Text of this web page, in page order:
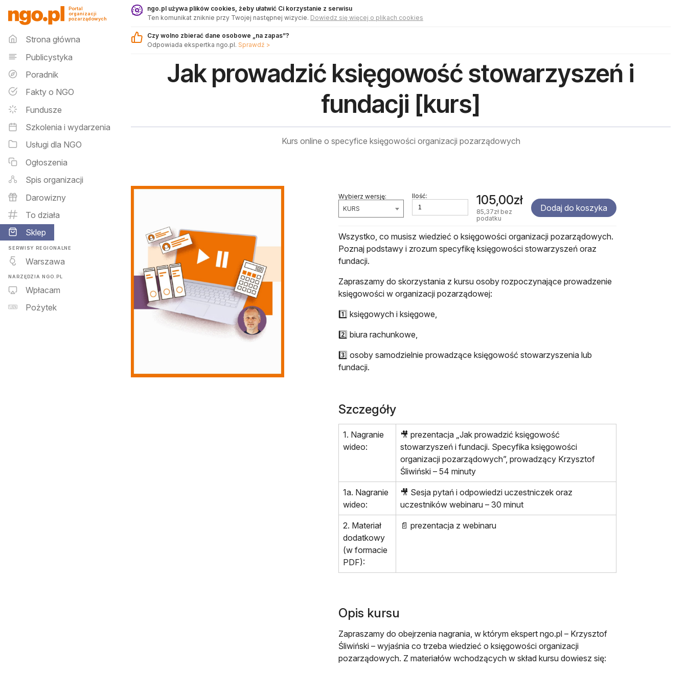
Sklep - ngo.pl
Portal
organizacji
pozarządowych
Menu główne
Strona główna
Publicystyka
Poradnik
Fakty o NGO
Fundusze
Szkolenia i wydarzenia
Usługi dla NGO
Ogłoszenia
Spis organizacji
Darowizny
To działa
Sklep
SERWISY REGIONALNE
Warszawa
NARZĘDZIA NGO.PL
Wpłacam
Pożytek
ngo.pl używa plików cookies, żeby ułatwić Ci korzystanie z serwisu
Ten komunikat zniknie przy Twojej następnej wizycie. Dowiedz się więcej o plikach cookies
Czy wolno zbierać dane osobowe „na zapas”?
Odpowiada ekspertka ngo.pl. Sprawdź >
Jak prowadzić księgowość stowarzyszeń i
fundacji [kurs]
Kurs online o specyfice księgowości organizacji pozarządowych
Wybierz wersję:
KURS
Ilość: 105,00zł
85,37zł bez
podatku
Dodaj do koszyka
Wszystko, co musisz wiedzieć o księgowości organizacji pozarządowych.
Poznaj podstawy i zrozum specyfikę księgowości stowarzyszeń oraz
fundacji.
Zapraszamy do skorzystania z kursu osoby rozpoczynające prowadzenie
księgowości w organizacji pozarządowej:
1️⃣ księgowych i księgowe,
2️⃣ biura rachunkowe,
3️⃣ osoby samodzielnie prowadzące księgowość stowarzyszenia lub
fundacji.
Szczegóły
1. Nagranie
wideo:
🎥 prezentacja „Jak prowadzić księgowość
stowarzyszeń i fundacji. Specyfika księgowości
organizacji pozarządowych”, prowadzący Krzysztof
Śliwiński – 54 minuty
1a. Nagranie
wideo:
🎥 Sesja pytań i odpowiedzi uczestniczek oraz
uczestników webinaru – 30 minut
2. Materiał
dodatkowy
(w formacie
PDF):
📄 prezentacja z webinaru
Opis kursu
Zapraszamy do obejrzenia nagrania, w którym ekspert ngo.pl – Krzysztof
Śliwiński – wyjaśnia co trzeba wiedzieć o księgowości organizacji
pozarządowych. Z materiałów wchodzących w skład kursu dowiesz się: